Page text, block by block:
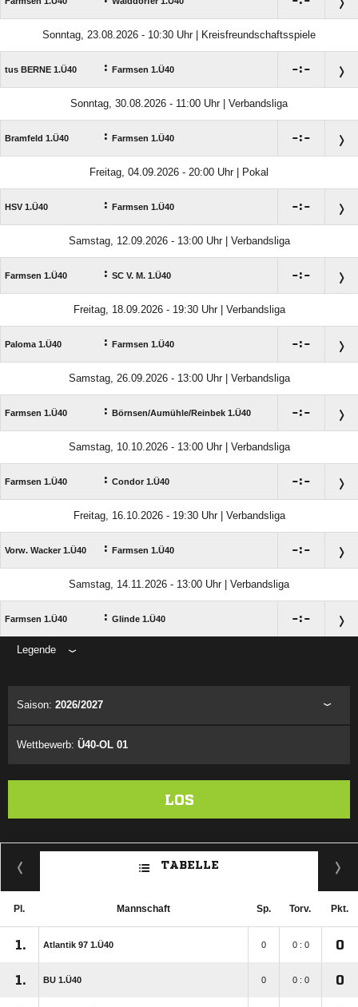
Sonntag, 23.08.2026 - 10:30 Uhr | Kreisfreundschaftsspiele
tus BERNE 1.Ü40 : Farmsen 1.Ü40 :
Sonntag, 30.08.2026 - 11:00 Uhr | Verbandsliga
Bramfeld 1.Ü40 : Farmsen 1.Ü40 :
Freitag, 04.09.2026 - 20:00 Uhr | Pokal
HSV 1.Ü40 : Farmsen 1.Ü40 :
Samstag, 12.09.2026 - 13:00 Uhr | Verbandsliga
Farmsen 1.Ü40 : SC V. M. 1.Ü40 :
Freitag, 18.09.2026 - 19:30 Uhr | Verbandsliga
Paloma 1.Ü40 : Farmsen 1.Ü40 :
Samstag, 26.09.2026 - 13:00 Uhr | Verbandsliga
Farmsen 1.Ü40 : Börnsen/​Aumühle/​Reinbek 1.Ü40 :
Samstag, 10.10.2026 - 13:00 Uhr | Verbandsliga
Farmsen 1.Ü40 : Condor 1.Ü40 :
Freitag, 16.10.2026 - 19:30 Uhr | Verbandsliga
Vorw. Wacker 1.Ü40 : Farmsen 1.Ü40 :
Samstag, 14.11.2026 - 13:00 Uhr | Verbandsliga
Farmsen 1.Ü40 : Glinde 1.Ü40 :
Legende
Saison: 2026/2027
Wettbewerb: Ü40-OL 01
LOS
TABELLE
Pl. Mannschaft Sp. Torv. Pkt.
1. Atlantik 97 1.Ü40 0 0 : 0 0
1. BU 1.Ü40 0 0 : 0 0